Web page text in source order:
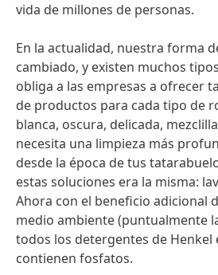
vida de millones de personas.
En la actualidad, nuestra forma
cambiado, y existen muchos
obliga a las empresas a ofrecer
de productos para cada tipo de
blanca, oscura, delicada,
necesita una limpieza más
desde la época de tus
estas soluciones era la misma:
Ahora con el beneficio adicional
medio ambiente (puntualmente
todos los detergentes de Henkel
contienen fosfatos.